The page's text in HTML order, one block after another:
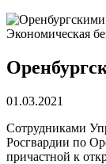
Экономическая
01.03.2021
Сотрудниками
Росгвардии по
причастной к